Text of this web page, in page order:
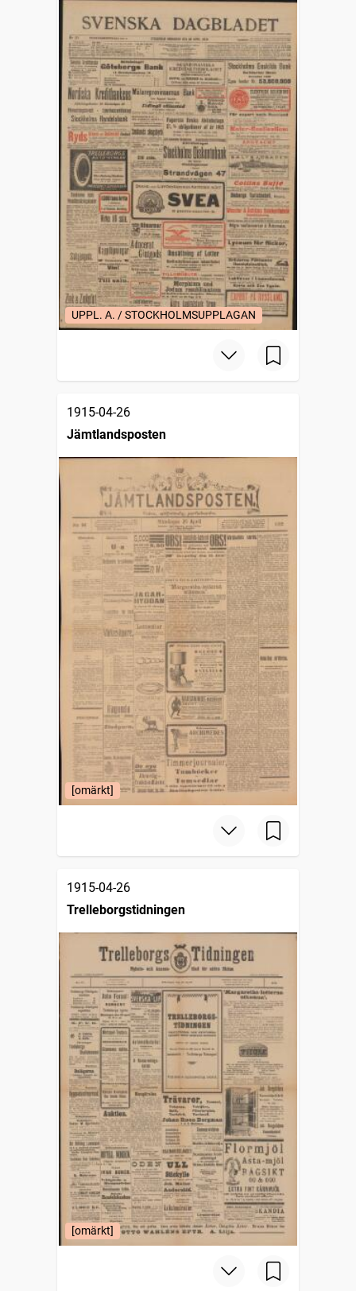
UPPL. A. / STOCKHOLMSUPPLAGAN
1915-04-26
Jämtlandsposten
[omärkt]
1915-04-26
Trelleborgstidningen
[omärkt]